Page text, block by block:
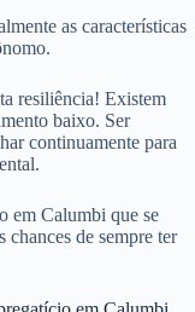
as características
resiliência! Existem
baixo. Ser
continuamente para
em Calumbi que se
chances de sempre ter